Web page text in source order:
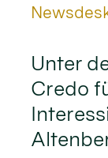
Von:
Unter
Credo